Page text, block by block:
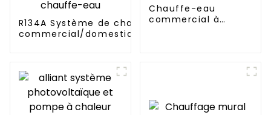
R134A Système de chauffage
commercial/domestique/résidentiel
chaleur chauffe-eau
Chauffe-eau
commercial à